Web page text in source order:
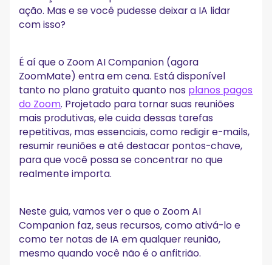
Etapa 3: faça login e atualize seu Zoom Client
Etapa 4: Acesse as configurações do seu portal da Web
Etapa 5: gerenciar as configurações do AI Companion em
Como adicionar mais funcionalidades às suas
reuniões do Zoom com um AI Companion
Perguntas frequentes sobre o Zoom AI Companion
1. Quais são as limitações do Zoom AI Companion?
2. Quão seguro é o Zoom AI Companion?
3. O Zoom AI Companion notifica os participantes?
4. Dá para Transformar Minhas Transcrições do Zoom em
Resumos Pesquisáveis?
5. Dá para Gerar um Resumo com Itens de Ação Após uma
Deixe a IA assumir o controle de suas reuniões do
Zoom com o MeetGeek!
ação. Mas e se você pudesse deixar a IA lidar
com isso?
É aí que o Zoom AI Companion (agora
ZoomMate) entra em cena. Está disponível
tanto no plano gratuito quanto nos planos pagos
do Zoom. Projetado para tornar suas reuniões
mais produtivas, ele cuida dessas tarefas
repetitivas, mas essenciais, como redigir e-mails,
resumir reuniões e até destacar pontos-chave,
para que você possa se concentrar no que
realmente importa.
Neste guia, vamos ver o que o Zoom AI
Companion faz, seus recursos, como ativá-lo e
como ter notas de IA em qualquer reunião,
mesmo quando você não é o anfitrião.